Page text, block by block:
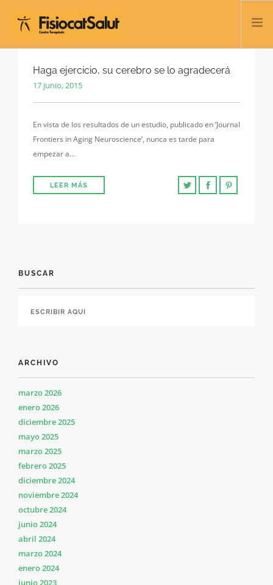
TRATAMIENTOS
SERVICIOS Y CLASES
CONTACTO
Haga ejercicio, su cerebro se lo agradecerá
17 junio, 2015
En vista de los resultados de un estudio, publicado en ‘Journal
Frontiers in Aging Neuroscience’, nunca es tarde para
empezar a…
LEER MÁS
BUSCAR
ARCHIVO
marzo 2026
enero 2026
diciembre 2025
mayo 2025
marzo 2025
febrero 2025
diciembre 2024
noviembre 2024
octubre 2024
junio 2024
abril 2024
marzo 2024
enero 2024
junio 2023